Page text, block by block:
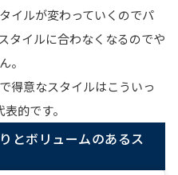
イルが変わっていくのでパ
タイルに合わなくなるのでや
。
得意なスタイルはこういっ
的です。
とボリュームのあるス